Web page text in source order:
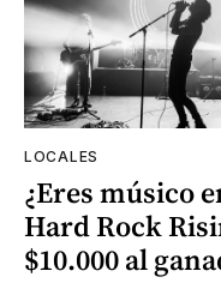
LOCALES
¿Eres músico
Hard Rock
$10.000 al